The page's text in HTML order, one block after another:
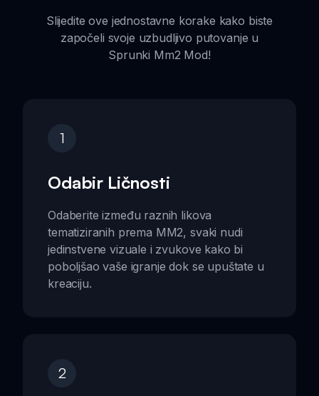
Slijedite ove jednostavne korake kako biste
započeli svoje uzbudljivo putovanje u
Sprunki Mm2 Mod!
1
Odabir Ličnosti
Odaberite između raznih likova
tematiziranih prema MM2, svaki nudi
jedinstvene vizuale i zvukove kako bi
poboljšao vaše igranje dok se upuštate u
kreaciju.
2